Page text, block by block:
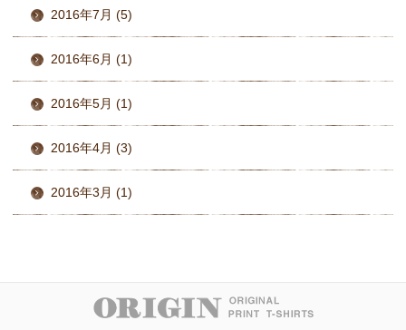
2016年7月 (5)
2016年6月 (1)
2016年5月 (1)
2016年4月 (3)
2016年3月 (1)